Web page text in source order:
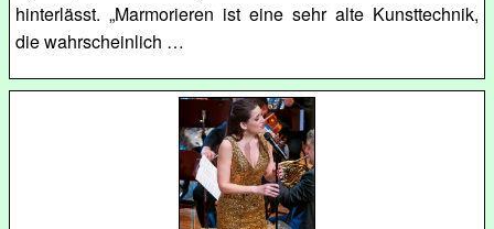
hinterlässt. „Marmorieren ist eine sehr alte Kunsttechnik,
die wahrscheinlich …